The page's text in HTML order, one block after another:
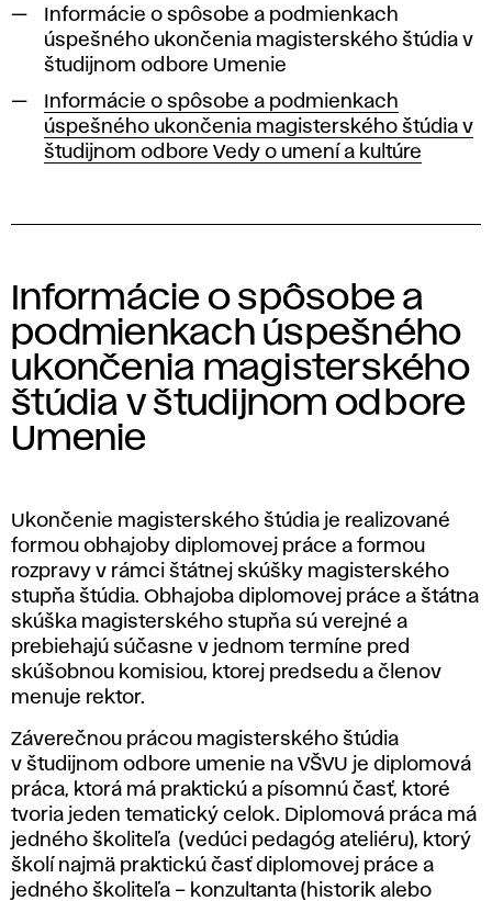
Informácie o spôsobe a podmienkach
úspešného ukončenia magisterského štúdia v
študijnom odbore Umenie
Informácie o spôsobe a podmienkach
úspešného ukončenia magisterského štúdia v
študijnom odbore Vedy o umení a kultúre
Informácie o spôsobe a
podmienkach úspešného
ukončenia magisterského
štúdia v študijnom odbore
Umenie
Ukončenie magisterského štúdia je realizované
formou obhajoby diplomovej práce a formou
rozpravy v rámci štátnej skúšky magisterského
stupňa štúdia. Obhajoba diplomovej práce a štátna
skúška magisterského stupňa sú verejné a
prebiehajú súčasne v jednom termíne pred
skúšobnou komisiou, ktorej predsedu a členov
menuje rektor.
Záverečnou prácou magisterského štúdia
v študijnom odbore umenie na VŠVU je diplomová
práca, ktorá má praktickú a písomnú časť, ktoré
tvoria jeden tematický celok. Diplomová práca má
jedného školiteľa (vedúci pedagóg ateliéru), ktorý
školí najmä praktickú časť diplomovej práce a
jedného školiteľa – konzultanta (historik alebo